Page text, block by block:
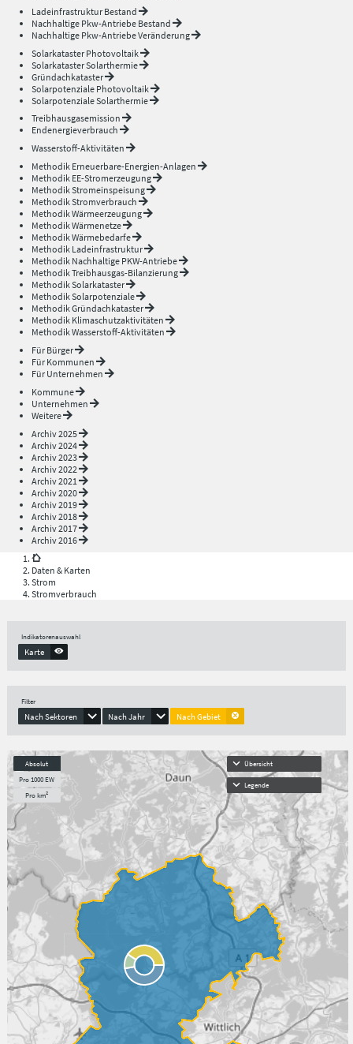
Ladeinfrastruktur Bestand
Nachhaltige Pkw-Antriebe Bestand
Nachhaltige Pkw-Antriebe Veränderung
Solarkataster Photovoltaik
Solarkataster Solarthermie
Gründachkataster
Solarpotenziale Photovoltaik
Solarpotenziale Solarthermie
Treibhausgasemission
Endenergieverbrauch
Wasserstoff-Aktivitäten
Methodik Erneuerbare-Energien-Anlagen
Methodik EE-Stromerzeugung
Methodik Stromeinspeisung
Methodik Stromverbrauch
Methodik Wärmeerzeugung
Methodik Wärmenetze
Methodik Wärmebedarfe
Methodik Ladeinfrastruktur
Methodik Nachhaltige PKW-Antriebe
Methodik Treibhausgas-Bilanzierung
Methodik Solarkataster
Methodik Solarpotenziale
Methodik Gründachkataster
Methodik Klimaschutzaktivitäten
Methodik Wasserstoff-Aktivitäten
Für Bürger
Für Kommunen
Für Unternehmen
Kommune
Unternehmen
Weitere
Archiv 2025
Archiv 2024
Archiv 2023
Archiv 2022
Archiv 2021
Archiv 2020
Archiv 2019
Archiv 2018
Archiv 2017
Archiv 2016
Daten & Karten
Strom
Stromverbrauch
Indikatorenauswahl
Karte
Filter
Nach Sektoren Nach Jahr Nach Gebiet
Absolut
Pro 1000 EW
Pro km²
Übersicht
Legende